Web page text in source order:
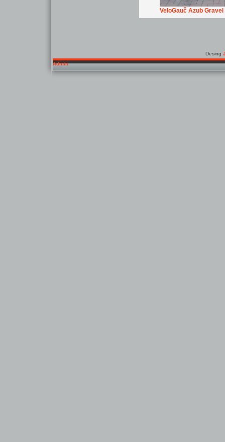
VeloGauč Azub Gravel
Desing
Admin